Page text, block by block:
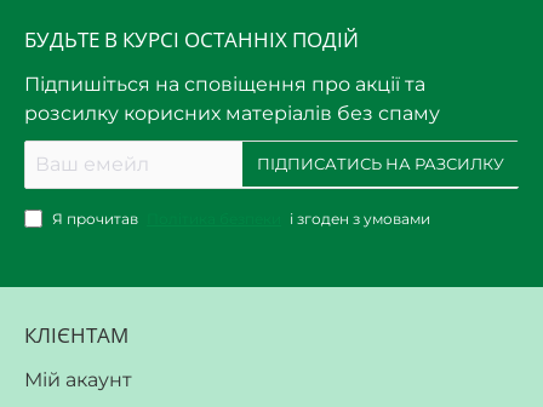
БУДЬТЕ В КУРСІ ОСТАННІХ ПОДІЙ
Підпишіться на сповіщення про акції та
розсилку корисних матеріалів без спаму
емейл
ПІДПИСАТИСЬ НА РАЗСИЛКУ
Я прочитав і згоден з умовами
КЛІЄНТАМ
Мій акаунт